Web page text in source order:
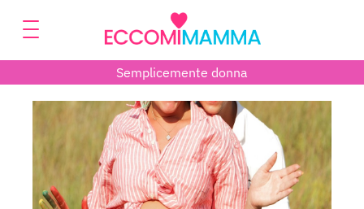
Semplicemente donna